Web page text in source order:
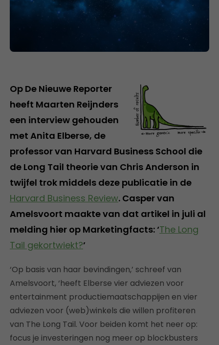
Op De Nieuwe Reporter
heeft Maarten Reijnders
een interview gehouden
met Anita Elberse, de
professor van Harvard Business School die
de Long Tail theorie van Chris Anderson in
twijfel trok middels deze publicatie in de
Harvard Business Review. Casper van
Amelsvoort maakte van dat artikel in juli al
melding hier op Marketingfacts: ‘The Long
Tail gekortwiekt?’
‘Op basis van haar bevindingen,’ schreef van
Amelsvoort, ‘heeft Elberse vier adviezen voor
entertainment productiemaatschappijen en vier
adviezen voor (web)winkels die willen profiteren
van The Long Tail. Voor beiden komt het neer op:
focus je investeringen nog meer op blockbusters